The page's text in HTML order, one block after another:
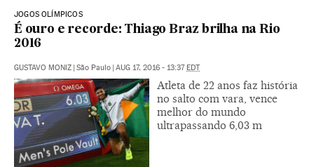
JOGOS OLÍMPICOS
É ouro e recorde: Thiago Braz brilha na Rio
2016
GUSTAVO MONIZ | São Paulo | AUG 17, 2016 - 13:37EDT
Atleta de 22 anos faz história
no salto com vara, vence
melhor do mundo
ultrapassando 6,03 m